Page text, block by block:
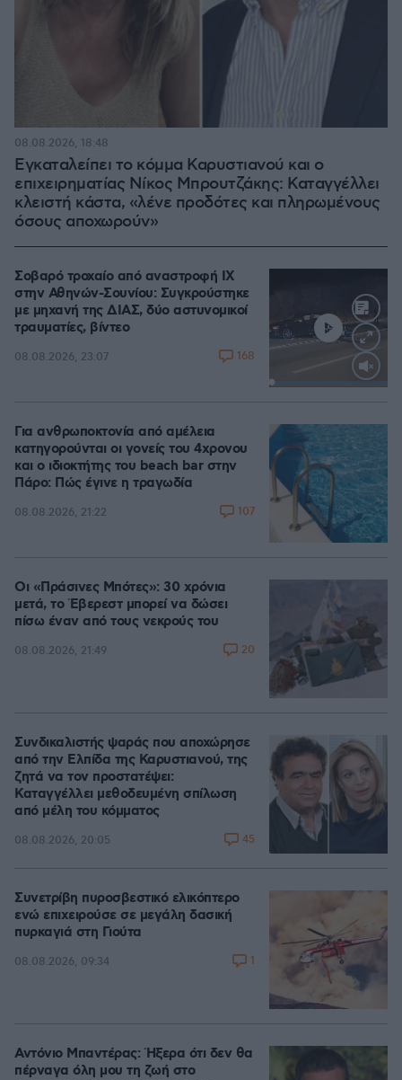
Εγκαταλείπει το κόμμα Καρυστιανού και ο
επιχειρηματίας Νίκος Μπρουτζάκης: Καταγγέλλει
κλειστή κάστα, «λένε προδότες και πληρωμένους
όσους αποχωρούν»
08.08.2026, 18:48
Σοβαρό τροχαίο από αναστροφή ΙΧ
στην Αθηνών-Σουνίου: Συγκρούστηκε
με μηχανή της ΔΙΑΣ, δύο αστυνομικοί
τραυματίες, βίντεο
08.08.2026, 23:07 168
Για ανθρωποκτονία από αμέλεια
κατηγορούνται οι γονείς του 4χρονου
και ο ιδιοκτήτης του beach bar στην
Πάρο: Πώς έγινε η τραγωδία
08.08.2026, 21:22 107
Οι «Πράσινες Μπότες»: 30 χρόνια
μετά, το Έβερεστ μπορεί να δώσει
πίσω έναν από τους νεκρούς του
08.08.2026, 21:49 20
Συνδικαλιστής ψαράς που αποχώρησε
από την Ελπίδα της Καρυστιανού, της
ζητά να τον προστατέψει:
Καταγγέλλει μεθοδευμένη σπίλωση
από μέλη του κόμματος
08.08.2026, 20:05 45
Συνετρίβη πυροσβεστικό ελικόπτερο
ενώ επιχειρούσε σε μεγάλη δασική
πυρκαγιά στη Γιούτα
08.08.2026, 09:34 1
Αντόνιο Μπαντέρας: Ήξερα ότι δεν θα
πέρναγα όλη μου τη ζωή στο